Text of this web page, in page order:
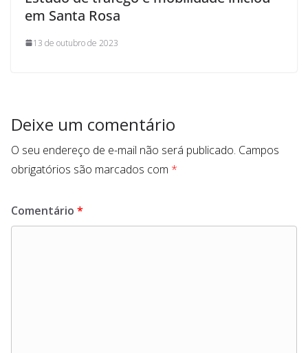
em Santa Rosa
13 de outubro de 2023
Deixe um comentário
O seu endereço de e-mail não será publicado. Campos
obrigatórios são marcados com *
Comentário *